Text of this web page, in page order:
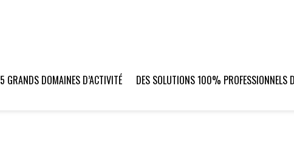
5 GRANDS DOMAINES D’ACTIVITÉ DES SOLUTIONS 100% PROFESSIONNELS